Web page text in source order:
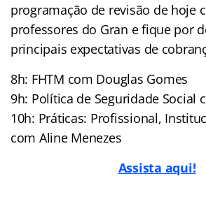
programação de revisão de hoje
professores do Gran e fique por
principais expectativas de
8h: FHTM com Douglas Gomes
9h: Política de Seguridade Social
10h: Práticas: Profissional,
com Aline Menezes
Assista aqui!